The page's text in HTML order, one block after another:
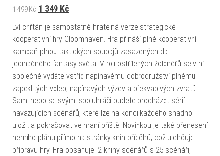
1 499Kč Původní cena byla: 1 499 Kč.
1 349 Kč
Lví chřtán je samostatně hratelná verze strategické
kooperativní hry Gloomhaven. Hra přináší plně kooperativní
kampaň plnou taktických soubojů zasazených do
jedinečného fantasy světa. V roli ostřílených žoldnéřů se v ní
společně vydáte vstříc napínavému dobrodružství plnému
zapeklitých voleb, napínavých výzev a překvapivých zvratů.
Sami nebo se svými spoluhráči budete procházet sérií
navazujících scénářů, které lze na konci každého snadno
uložit a pokračovat ve hraní příště. Novinkou je také přenesení
herního plánu přímo na stránky knih příběhů, což ulehčuje
přípravu hry. Hra obsahuje: 2 knihy scénářů s 25 scénáři,